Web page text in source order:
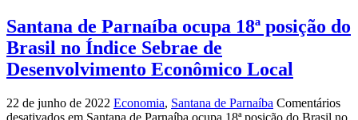
Santana de Parnaíba ocupa 18ª posição do
Brasil no Índice Sebrae de
Desenvolvimento Econômico Local
22 de junho de 2022 Economia, Santana de Parnaíba Comentários
desativados em Santana de Parnaíba ocupa 18ª posição do Brasil no